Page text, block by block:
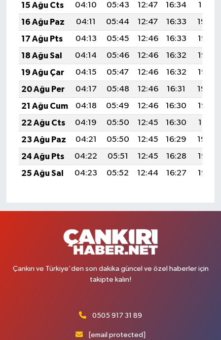
15 Ağu Cts
04:10 05:43 12:47 16:34
19:41
16 Ağu Paz
04:11 05:44 12:47 16:33
19:39
17 Ağu Pts
04:13 05:45 12:46 16:33
19:38
18 Ağu Sal
04:14 05:46 12:46 16:32
19:37
19 Ağu Çar
04:15 05:47 12:46 16:32
19:35
20 Ağu Per
04:17 05:48 12:46 16:31
19:34
21 Ağu Cum
04:18 05:49 12:46 16:30
19:32
22 Ağu Cts
04:19 05:50 12:45 16:30
19:31
23 Ağu Paz
04:21 05:50 12:45 16:29
19:30
24 Ağu Pts
04:22 05:51 12:45 16:28
19:28
25 Ağu Sal
04:23 05:52 12:44 16:27 19:27
Çankırı ve Türkiye'den son dakika güncel ve özel haberler için
takipte kalın!
0505 917 31 89
[email protected]